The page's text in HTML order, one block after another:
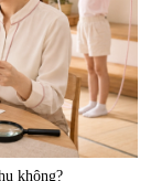
không?